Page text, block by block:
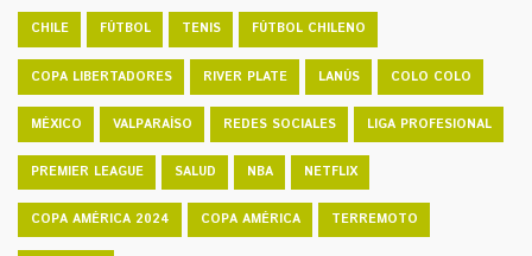
CHILE FÚTBOL TENIS FÚTBOL CHILENO
COPA LIBERTADORES RIVER PLATE LANÚS COLO COLO
MÉXICO VALPARAÍSO REDES SOCIALES LIGA PROFESIONAL
PREMIER LEAGUE SALUD NBA NETFLIX
COPA AMÉRICA 2024 COPA AMÉRICA TERREMOTO